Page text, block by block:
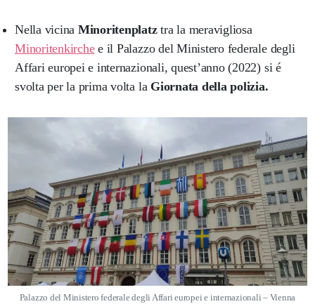
Nella vicina Minoritenplatztra la meravigliosa
Minoritenkirchee il Palazzo del Ministero federale degli
Affari europei e internazionali, quest’anno (2022) si é
svolta per la prima volta la Giornata della polizia.
Palazzo del Ministero federale degli Affari europei e internazionali – Vienna